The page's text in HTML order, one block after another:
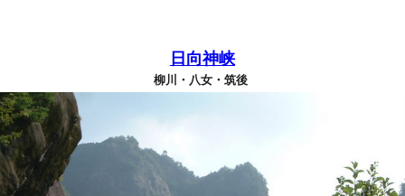
日向神峡
柳川・八女・筑後